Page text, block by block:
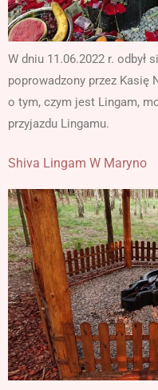
W dniu 11.06.2022 r. odbył
poprowadzony przez Kasię
o tym, czym jest Lingam,
przyjazdu Lingamu.
Shiva Lingam W Maryno